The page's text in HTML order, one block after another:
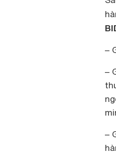
–
–
–